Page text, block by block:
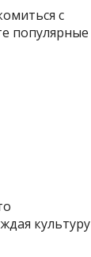
с
популярные
культуру